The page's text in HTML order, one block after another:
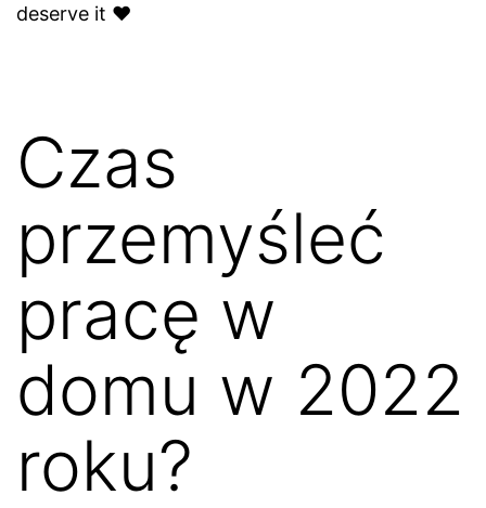
deserve it ❤️
Czas
przemyśleć
pracę w
domu w 2022
roku?